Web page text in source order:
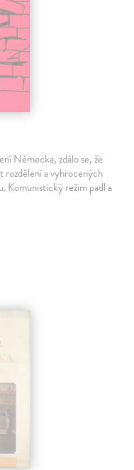
Německa, zdálo se, že
a vyhrocených
Komunistický režim padl a